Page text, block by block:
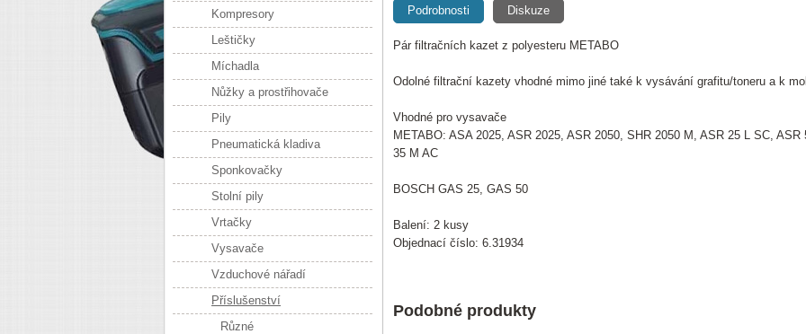
Podrobnosti Diskuze
Pár filtračních kazet z polyesteru METABO
Odolné filtrační kazety vhodné mimo jiné také k vysávání grafitu/toneru a k
Vhodné pro vysavače
METABO: ASA 2025, ASR 2025, ASR 2050, SHR 2050 M, ASR 25 L SC,
35 M AC
BOSCH GAS 25, GAS 50
Balení: 2 kusy
Objednací číslo: 6.31934
Podobné produkty
Kompresory
Leštičky
Míchadla
Nůžky a prostřihovače
Pily
Pneumatická kladiva
Sponkovačky
Stolní pily
Vrtačky
Vysavače
Vzduchové nářadí
Příslušenství
Různé